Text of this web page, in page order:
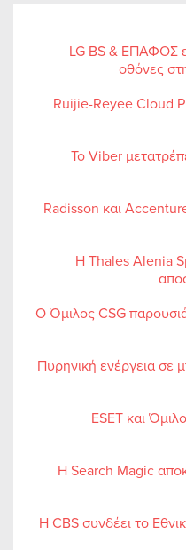
LG BS & ΕΠΑΦΟΣ
οθόνες
Ruijie-Reyee Cloud
Το Viber
Radisson και
Η Thales Alenia
Ο Όμιλος CSG
Πυρηνική ενέργεια σε
ESET και
Η Search Magic
Η CBS συνδέει το